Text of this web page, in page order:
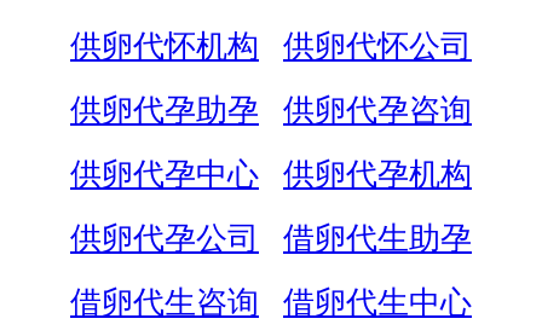
供卵代怀机构
供卵代怀公司
供卵代孕助孕
供卵代孕咨询
供卵代孕中心
供卵代孕机构
供卵代孕公司
借卵代生助孕
借卵代生咨询
借卵代生中心